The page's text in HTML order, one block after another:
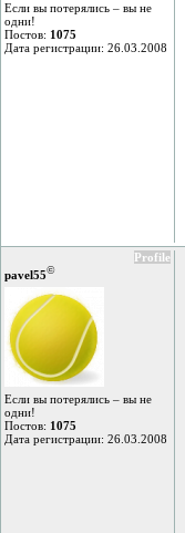
Если вы потерялись – вы не
одни!
Постов: 1075
Дата регистрации: 26.03.2008
Profile
pavel55©
Если вы потерялись – вы не
одни!
Постов: 1075
Дата регистрации: 26.03.2008